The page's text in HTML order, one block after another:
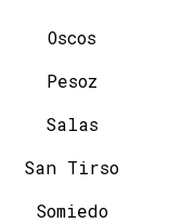
Oscos
Pesoz
Salas
San Tirso
Somiedo